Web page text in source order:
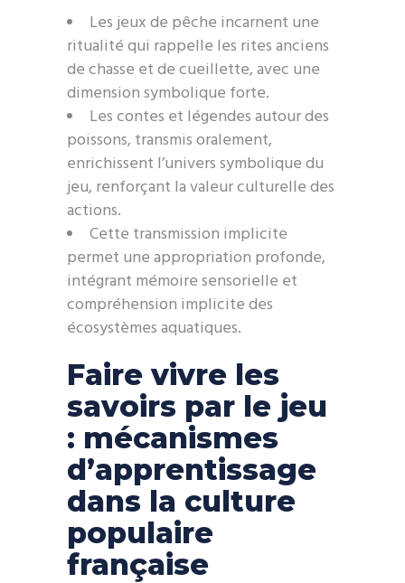
Les jeux de pêche incarnent une
ritualité qui rappelle les rites anciens
de chasse et de cueillette, avec une
dimension symbolique forte.
Les contes et légendes autour des
poissons, transmis oralement,
enrichissent l’univers symbolique du
jeu, renforçant la valeur culturelle des
actions.
Cette transmission implicite
permet une appropriation profonde,
intégrant mémoire sensorielle et
compréhension implicite des
écosystèmes aquatiques.
Faire vivre les
savoirs par le jeu
: mécanismes
d’apprentissage
dans la culture
populaire
française